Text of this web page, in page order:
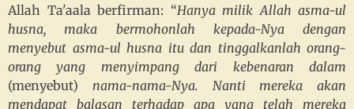
Allah Ta'aala berfirman: “Hanya milik Allah asma-ul
husna, maka bermohonlah kepada-Nya dengan
menyebut asma-ul husna itu dan tinggalkanlah orang-
orang yang menyimpang dari kebenaran dalam
(menyebut) nama-nama-Nya. Nanti mereka akan
mendapat balasan terhadap apa yang telah mereka